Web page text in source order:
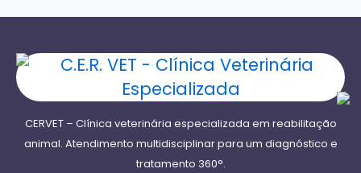
CERVET – Clínica veterinária especializada em reabilitação
animal. Atendimento multidisciplinar para um diagnóstico e
tratamento 360°.